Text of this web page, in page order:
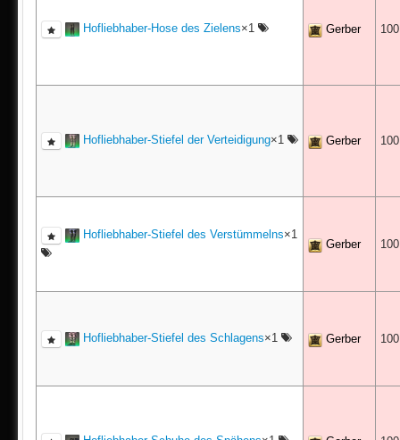
Hofliebhaber-Hose des Zielens×1 Gerber
Hofliebhaber-Stiefel der Verteidigung×1 Gerber
Hofliebhaber-Stiefel des Verstümmelns×1
Gerber
Hofliebhaber-Stiefel des Schlagens×1 Gerber